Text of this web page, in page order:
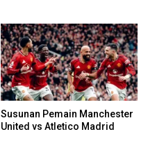
Susunan Pemain Manchester
United vs Atletico Madrid